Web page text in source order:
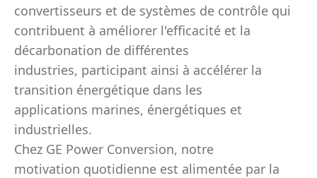
convertisseurs et de systèmes de contrôle qui
contribuent à améliorer l'efficacité et la
décarbonation de différentes
industries, participant ainsi à accélérer la
transition énergétique dans les
applications marines, énergétiques et
industrielles.
Chez GE Power Conversion, notre
motivation quotidienne est alimentée par la